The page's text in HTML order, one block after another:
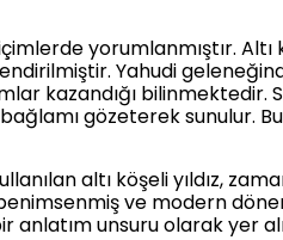
yorumlanmıştır.
Yahudi
kazandığı bilinmektedir.
gözeterek sunulur.
altı köşeli yıldız,
ve modern
unsuru olarak yer